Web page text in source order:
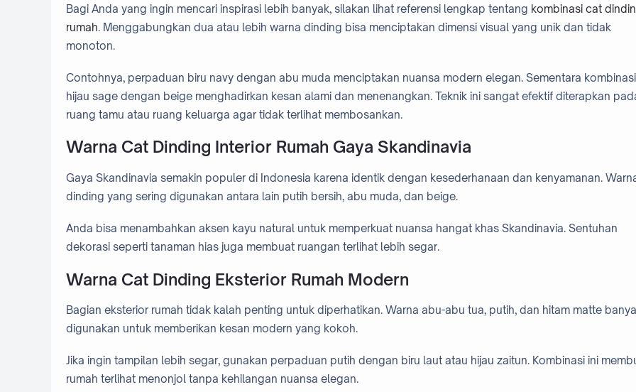
Bagi Anda yang ingin mencari inspirasi lebih banyak, silakan lihat referensi lengkap tentang kombinasi cat
rumah. Menggabungkan dua atau lebih warna dinding bisa menciptakan dimensi visual yang unik dan tidak
monoton.
Contohnya, perpaduan biru navy dengan abu muda menciptakan nuansa modern elegan. Sementara kombinasi
hijau sage dengan beige menghadirkan kesan alami dan menenangkan. Teknik ini sangat efektif diterapkan
ruang tamu atau ruang keluarga agar tidak terlihat membosankan.
Warna Cat Dinding Interior Rumah Gaya Skandinavia
Gaya Skandinavia semakin populer di Indonesia karena identik dengan kesederhanaan dan kenyamanan.
dinding yang sering digunakan antara lain putih bersih, abu muda, dan beige.
Anda bisa menambahkan aksen kayu natural untuk memperkuat nuansa hangat khas Skandinavia. Sentuhan
dekorasi seperti tanaman hias juga membuat ruangan terlihat lebih segar.
Warna Cat Dinding Eksterior Rumah Modern
Bagian eksterior rumah tidak kalah penting untuk diperhatikan. Warna abu-abu tua, putih, dan hitam matte
digunakan untuk memberikan kesan modern yang kokoh.
Jika ingin tampilan lebih segar, gunakan perpaduan putih dengan biru laut atau hijau zaitun. Kombinasi ini
rumah terlihat menonjol tanpa kehilangan nuansa elegan.